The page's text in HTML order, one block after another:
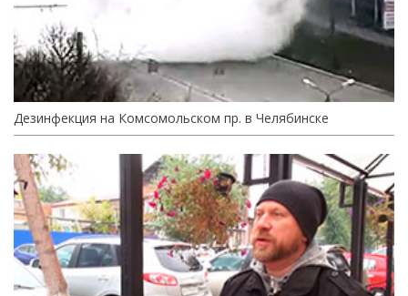
Дезинфекция на Комсомольском пр. в Челябинске